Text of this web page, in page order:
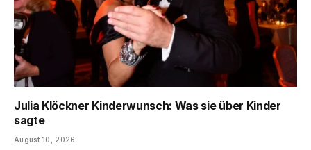
Julia Klöckner Kinderwunsch: Was sie über Kinder
sagte
August 10, 2026